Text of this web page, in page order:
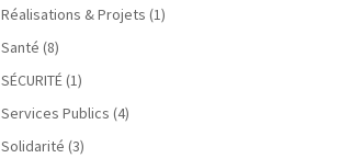
Réalisations & Projets (1)
Santé (8)
SÉCURITÉ(1)
Services Publics (4)
Solidarité (3)